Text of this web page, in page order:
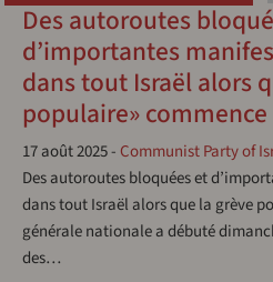
Des autoroutes
d’importantes
dans tout Israël alors
populaire» commence
17 août 2025- Communist Party of
Des autoroutes bloquées et
dans tout Israël alors que la grève
générale nationale a débuté
des…